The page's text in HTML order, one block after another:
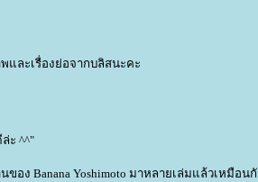
ละเรื่องย่อจากบลิสนะคะ
ะ ^^"
ของ Banana Yoshimoto มาหลายเล่มแล้วเหมือ